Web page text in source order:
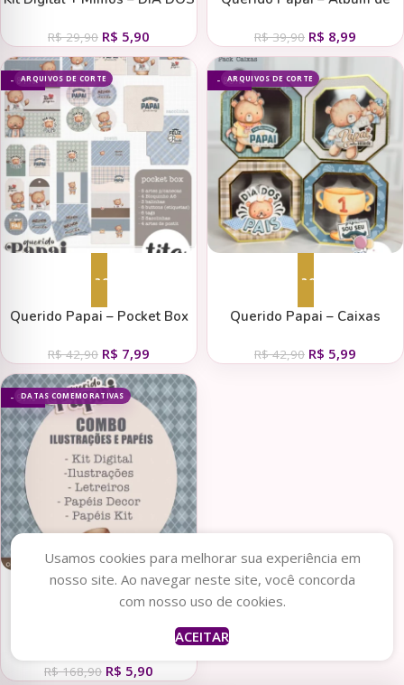
R$29,90 R$ 5,90 R$39,90 R$ 8,99
ARQUIVOS DE CORTE
- 81%
Adicionar ao carrinho
Querido Papai – Pocket Box
R$42,90 R$ 7,99
ARQUIVOS DE CORTE
- 86%
Adicionar ao carrinho
Querido Papai – Caixas
R$42,90 R$ 5,99
DATAS COMEMORATIVAS
- 97%
Adicionar ao carrinho
R$168,90 R$ 5,90
Usamos cookies para melhorar sua experiência em
nosso site. Ao navegar neste site, você concorda
com nosso uso de cookies.
ACEITAR